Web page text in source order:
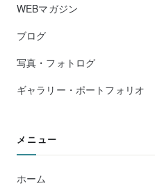
WEBマガジン
ブログ
写真・フォトログ
ギャラリー・ポートフォリオ
メニュー
ホーム